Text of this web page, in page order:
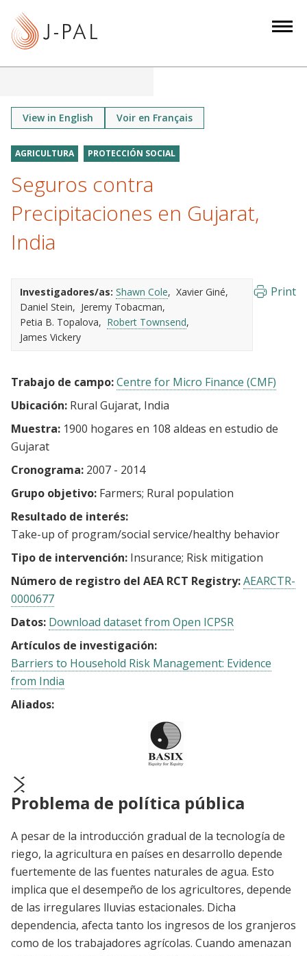
View in English Voir en Français
AGRICULTURA PROTECCIÓN SOCIAL
Seguros contra
Precipitaciones en Gujarat,
India
Investigadores/as: Shawn Cole
Xavier Giné
Daniel Stein
Jeremy Tobacman
Petia B. Topalova
Robert Townsend
James Vickery
Print
Trabajo de campo:Centre for Micro Finance (CMF)
Ubicación: Rural Gujarat, India
Muestra: 1900 hogares en 108 aldeas en estudio de
Gujarat
Cronograma: 2007 - 2014
Grupo objetivo: Farmers Rural population
Resultado de interés:
Take-up of program/social service/healthy behavior
Tipo de intervención: Insurance Risk mitigation
Número de registro del AEA RCT Registry:AEARCTR-
0000677
Datos: Download dataset from Open ICPSR
Artículos de investigación:
Barriers to Household Risk Management: Evidence
from India
Aliados:
prev
next
Problema de política pública
A pesar de la introducción gradual de la tecnología de
riego, la agricultura en países en desarrollo depende
fuertemente de las fuentes naturales de agua. Esto
implica que el desempeño de los agricultores, depende
de las irregulares lluvias estacionales. Dicha
dependencia, afecta tanto los ingresos de los granjeros
como de los trabajadores agrícolas. Cuando amenazan